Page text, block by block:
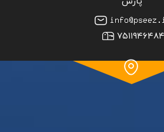
۷۵۱۱۹۴۶۴۸۴